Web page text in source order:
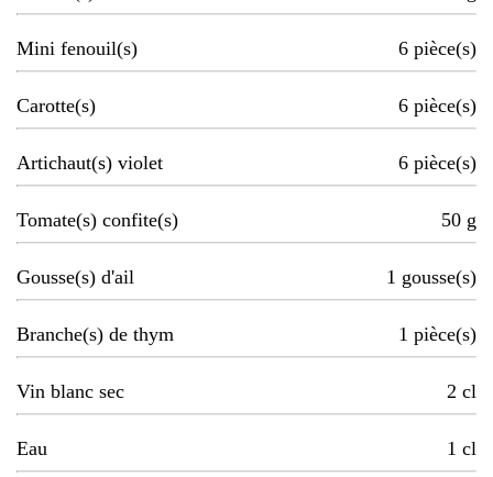
Mini fenouil(s) 6 pièce(s)
Carotte(s) 6 pièce(s)
Artichaut(s) violet 6 pièce(s)
Tomate(s) confite(s) 50 g
Gousse(s) d'ail 1 gousse(s)
Branche(s) de thym 1 pièce(s)
Vin blanc sec 2 cl
Eau 1 cl